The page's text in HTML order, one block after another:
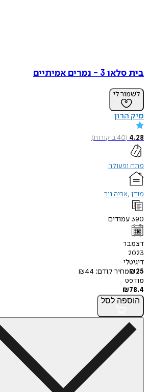
אמיתיים
לי
40ביקורות)
אריה ניר
קודם:
₪44
לסל